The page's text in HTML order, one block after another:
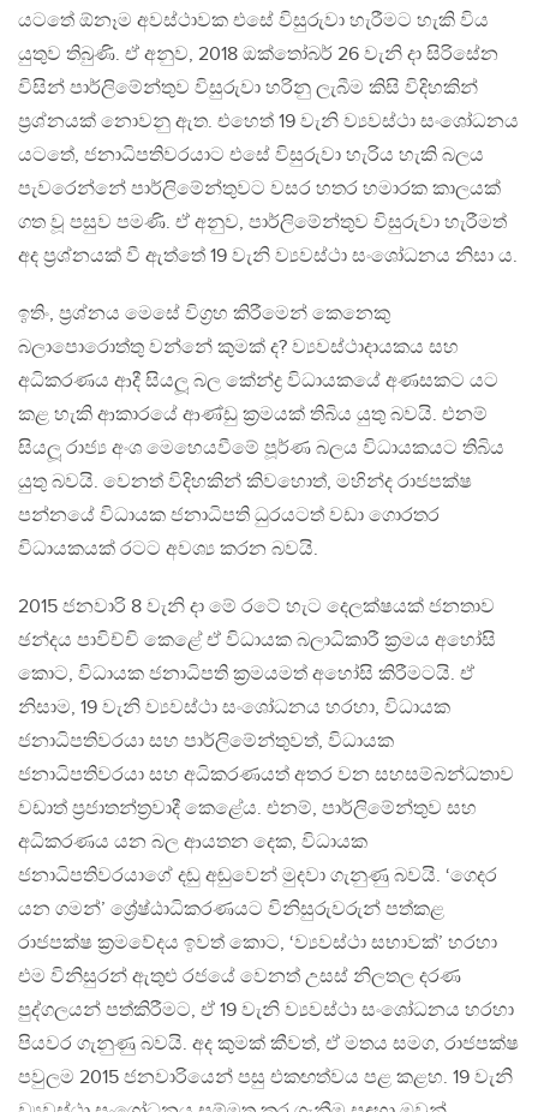
යටතේ ඕනෑම අවස්ථාවක එසේ විසුරුවා හැරීමට හැකි විය
යුතුව තිබුණි. ඒ අනුව, 2018 ඔක්තෝබර් 26 වැනි දා සිරිසේන
විසින් පාර්ලිමේන්තුව විසුරුවා හරිනු ලැබීම කිසි විදිහකින්
ප‍්‍රශ්නයක් නොවනු ඇත. එහෙත් 19 වැනි ව්‍යවස්ථා සංශෝධනය
යටතේ, ජනාධිපතිවරයාට එසේ විසුරුවා හැරිය හැකි බලය
පැවරෙන්නේ පාර්ලිමේන්තුවට වසර හතර හමාරක කාලයක්
ගත වූ පසුව පමණි. ඒ අනුව, පාර්ලිමේන්තුව විසුරුවා හැරීමත්
අද ප‍්‍රශ්නයක් වී ඇත්තේ 19 වැනි ව්‍යවස්ථා සංශෝධනය නිසා ය.
ඉතිං, ප‍්‍රශ්නය මෙසේ විග‍්‍රහ කිරීමෙන් කෙනෙකු
බලාපොරොත්තු වන්නේ කුමක් ද? ව්‍යවස්ථාදායකය සහ
අධිකරණය ආදී සියලූ බල කේන්ද්‍ර විධායකයේ අණසකට යට
කළ හැකි ආකාරයේ ආණ්ඩු ක‍්‍රමයක් තිබිය යුතු බවයි. එනම්
සියලූ රාජ්‍ය අංශ මෙහෙයවීමේ පූර්ණ බලය විධායකයට තිබිය
යුතු බවයි. වෙනත් විදිහකින් කිවහොත්, මහින්ද රාජපක්ෂ
පන්නයේ විධායක ජනාධිපති ධුරයටත් වඩා ගොරතර
විධායකයක් රටට අවශ්‍ය කරන බවයි.
2015 ජනවාරි 8 වැනි දා මේ රටේ හැට දෙලක්ෂයක් ජනතාව
ඡන්දය පාවිච්චි කෙළේ ඒ විධායක බලාධිකාරී ක‍්‍රමය අහෝසි
කොට, විධායක ජනාධිපති ක‍්‍රමයමත් අහෝසි කිරීමටයි. ඒ
නිසාම, 19 වැනි ව්‍යවස්ථා සංශෝධනය හරහා, විධායක
ජනාධිපතිවරයා සහ පාර්ලිමේන්තුවත්, විධායක
ජනාධිපතිවරයා සහ අධිකරණයත් අතර වන සහසම්බන්ධතාව
වඩාත් ප‍්‍රජාතන්ත‍්‍රවාදී කෙළේය. එනම්, පාර්ලිමේන්තුව සහ
අධිකරණය යන බල ආයතන දෙක, විධායක
ජනාධිපතිවරයාගේ දඬු අඬුවෙන් මුදවා ගැනුණු බවයි. ‘ගෙදර
යන ගමන්’ ශ්‍රේෂ්ඨාධිකරණයට විනිසුරුවරුන් පත්කළ
රාජපක්ෂ ක‍්‍රමවේදය ඉවත් කොට, ‘ව්‍යවස්ථා සභාවක්’ හරහා
එම විනිසුරන් ඇතුළු රජයේ වෙනත් උසස් නිලතල දරණ
පුද්ගලයන් පත්කිරීමට, ඒ 19 වැනි ව්‍යවස්ථා සංශෝධනය හරහා
පියවර ගැනුණු බවයි. අද කුමක් කීවත්, ඒ මතය සමග, රාජපක්ෂ
පවුලම 2015 ජනවාරියෙන් පසු එකඟත්වය පළ කළහ. 19 වැනි